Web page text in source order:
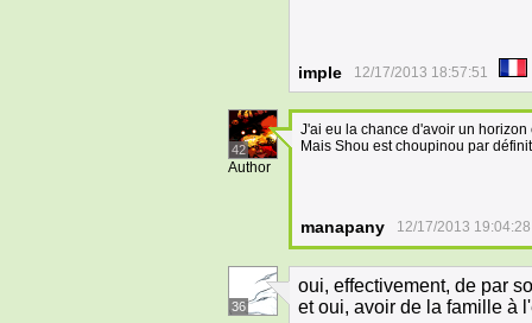
imple 12/17/2013 18:57:51
42
Author
J'ai eu la chance d'avoir un
Mais Shou est choupinou par
manapany 12/17/2013 19:04:28
36
oui, effectivement, de par
et oui, avoir de la famille à